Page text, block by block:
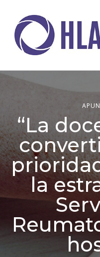
Hospital
Moncloa
“La
la